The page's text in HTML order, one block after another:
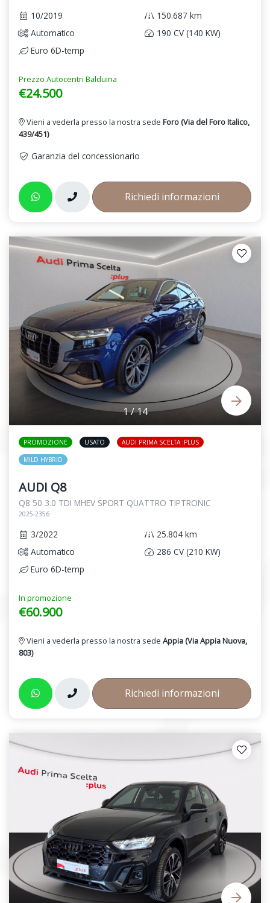
10/2019
150.687 km
Automatico
190 CV (140 KW)
Euro 6D-temp
Prezzo Autocentri Balduina
€24.500
Vieni a vederla presso la nostra sede Foro (Via del Foro Italico,
439/451)
Garanzia del concessionario
Richiedi informazioni
1/14
PROMOZIONE USATO AUDI PRIMA SCELTA :PLUS
MILD HYBRID
AUDI Q8
Q8 50 3.0 TDI MHEV SPORT QUATTRO TIPTRONIC
2025-2356
3/2022
25.804 km
Automatico
286 CV (210 KW)
Euro 6D-temp
In promozione
€60.900
Vieni a vederla presso la nostra sede Appia (Via Appia Nuova,
803)
Richiedi informazioni